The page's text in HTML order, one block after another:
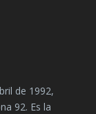
de 1992,
92. Es la